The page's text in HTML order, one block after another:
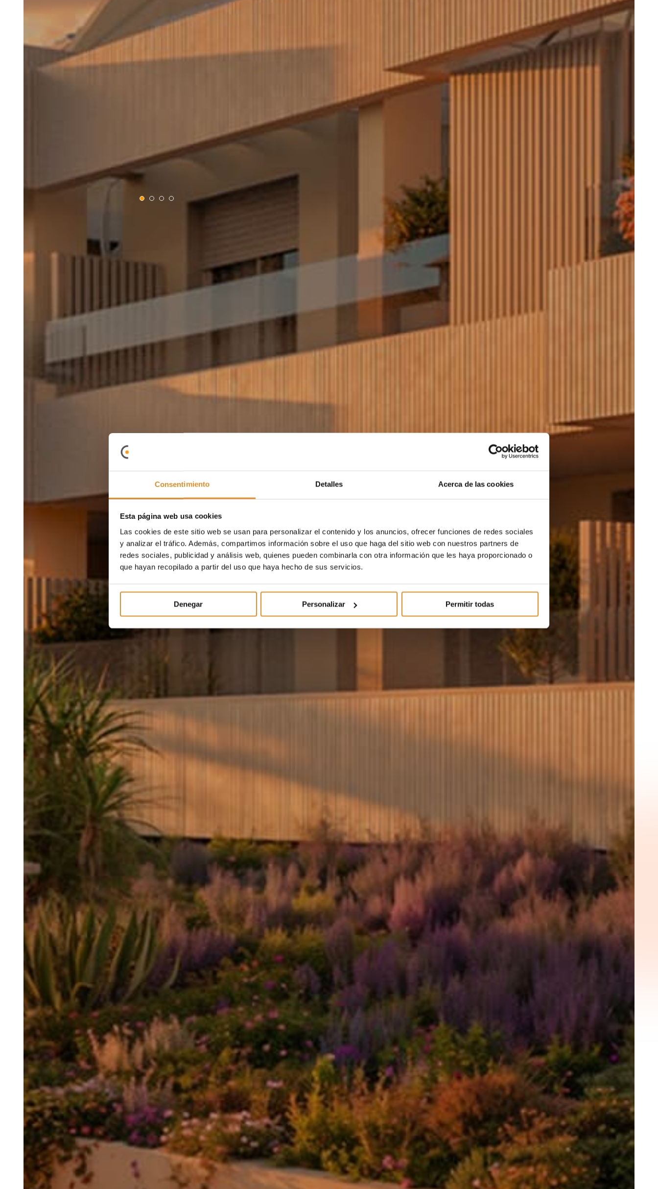
Consentimiento Detalles Acerca de las cookies
Esta página web usa cookies
Las cookies de este sitio web se usan para personalizar el contenido y los anuncios, ofrecer funciones de redes sociales
y analizar el tráfico. Además, compartimos información sobre el uso que haga del sitio web con nuestros partners de
redes sociales, publicidad y análisis web, quienes pueden combinarla con otra información que les haya proporcionado o
que hayan recopilado a partir del uso que haya hecho de sus servicios.
Denegar Personalizar Permitir todas